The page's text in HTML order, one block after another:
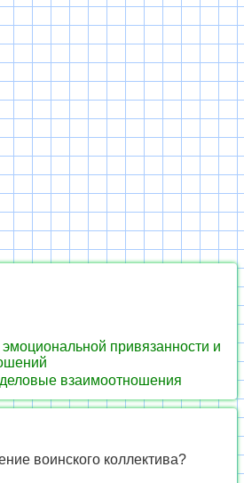
привязанности и
взаимоотношения
воинского коллектива?